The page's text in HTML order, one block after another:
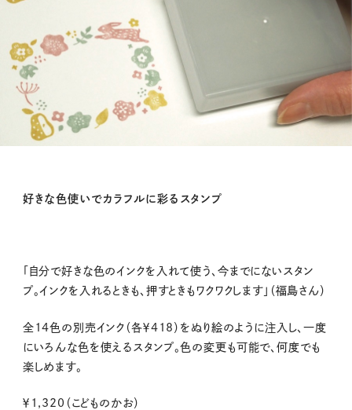
好きな色使いでカラフルに彩るスタンプ
「自分で好きな色のインクを入れて使う、今までにないスタン
プ。インクを入れるときも、押すときもワクワクします」（福島さん）
全14色の別売インク（各￥418）をぬり絵のように注入し、一度
にいろんな色を使えるスタンプ。色の変更も可能で、何度でも
楽しめます。
￥1,320（こどものかお）